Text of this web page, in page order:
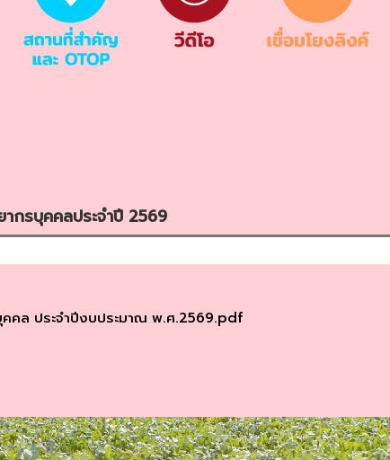
กรบุคคลประจำปี 2569
คล ประจำปีงบประมาณ พ.ศ.2569.pdf